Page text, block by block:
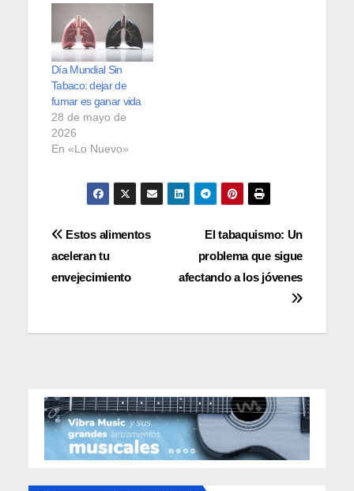
Día Mundial Sin
Tabaco: dejar de
fumar es ganar vida
28 de mayo de
2026
En «Lo Nuevo»
Navegación
de
El tabaquismo: Un
problema que sigue
afectando a los jóvenes
Estos alimentos
aceleran tu
envejecimiento